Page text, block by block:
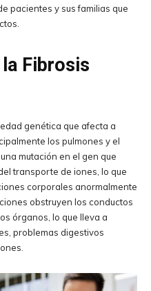
pacientes y sus familias que
Fibrosis
genética que afecta a
los pulmones y el
mutación en el gen que
transporte de iones, lo que
corporales anormalmente
obstruyen los conductos
órganos, lo que lleva a
problemas digestivos